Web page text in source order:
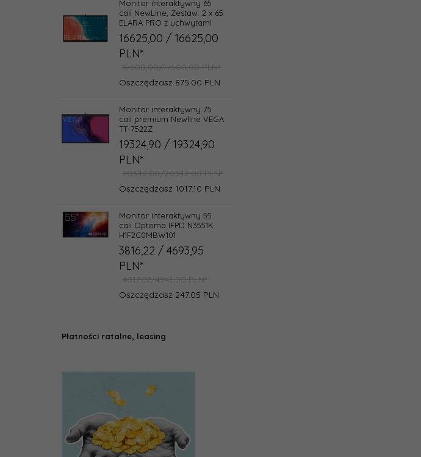
Monitor interaktywny 65
cali NewLine, Zestaw: 2 x 65
ELARA PRO z uchwytami
16625,00 / 16625,00
PLN*
17500,00/17500,00 PLN*
Oszczędzasz 875.00 PLN
Monitor interaktywny 75
cali premium Newline VEGA
TT-7522Z
19324,90 / 19324,90
PLN*
20342,00/20342,00 PLN*
Oszczędzasz 1017.10 PLN
Monitor interaktywny 55
cali Optoma IFPD N3551K
H1F2C0MBW101
3816,22 / 4693,95
PLN*
4017,07/4941,00 PLN*
Oszczędzasz 247.05 PLN
Płatności ratalne, leasing